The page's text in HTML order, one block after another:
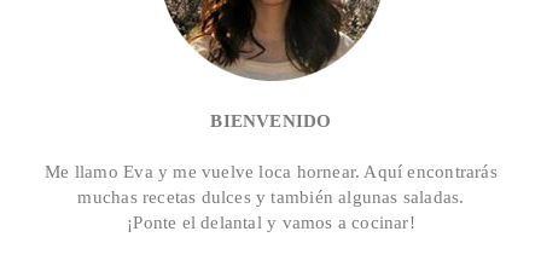
BIENVENIDO
Me llamo Eva y me vuelve loca hornear. Aquí encontrarás
muchas recetas dulces y también algunas saladas.
¡Ponte el delantal y vamos a cocinar!